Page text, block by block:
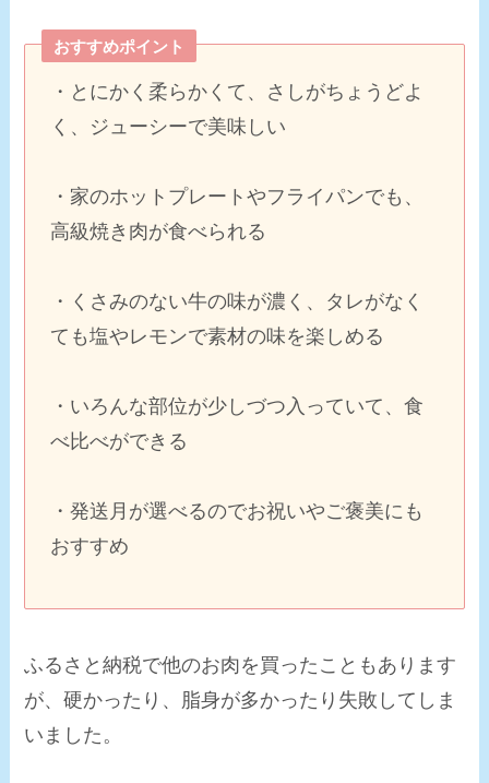
おすすめポイント
・とにかく柔らかくて、さしがちょうどよ
く、ジューシーで美味しい
・家のホットプレートやフライパンでも、
高級焼き肉が食べられる
・くさみのない牛の味が濃く、タレがなく
ても塩やレモンで素材の味を楽しめる
・いろんな部位が少しづつ入っていて、食
べ比べができる
・発送月が選べるのでお祝いやご褒美にも
おすすめ
ふるさと納税で他のお肉を買ったこともあります
が、硬かったり、脂身が多かったり失敗してしま
いました。